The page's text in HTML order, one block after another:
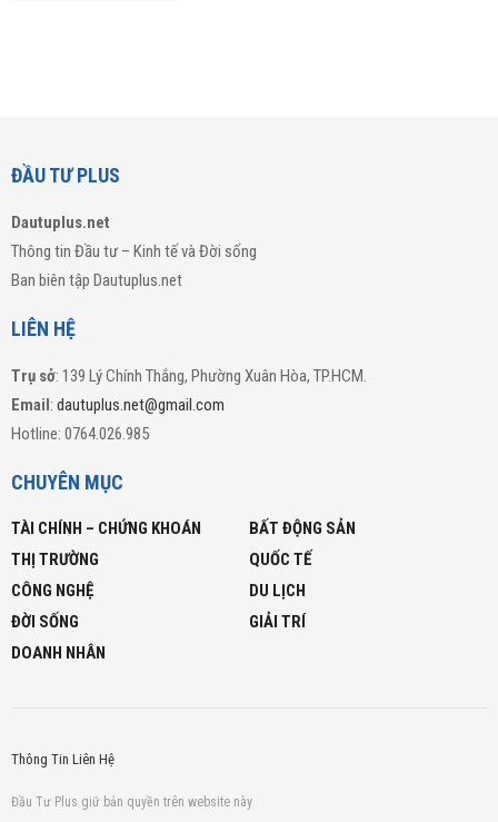
ĐẦU TƯ PLUS
Dautuplus.net
Thông tin Đầu tư – Kinh tế và Đời sống
Ban biên tập Dautuplus.net
LIÊN HỆ
Trụ sở: 139 Lý Chính Thắng, Phường Xuân Hòa, TP.HCM.
Email: dautuplus.net@gmail.com
Hotline: 0764.026.985
CHUYÊN MỤC
TÀI CHÍNH – CHỨNG KHOÁN
BẤT ĐỘNG SẢN
THỊ TRƯỜNG
QUỐC TẾ
CÔNG NGHỆ
DU LỊCH
ĐỜI SỐNG
GIẢI TRÍ
DOANH NHÂN
Thông Tin Liên Hệ
Đầu Tư Plus giữ bản quyền trên website này